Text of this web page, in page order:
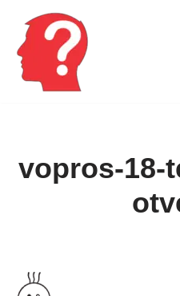
Перейти
содержимому
vopros-18-